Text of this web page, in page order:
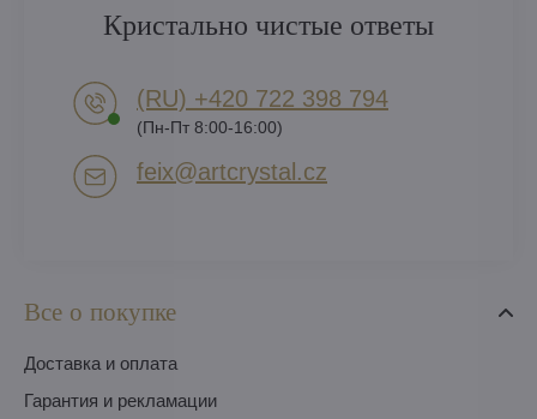
Все о покупке
Доставка и оплата
Гарантия и рекламации
Кристально чистые ответы
(RU) +420 722 398 794​
(Пн-Пт 8:00-16:00)
feix​@artcrystal​.cz